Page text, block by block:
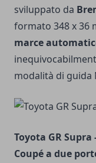
sviluppato da
formato 348 x 36
marce
modalità di guida
Toyota GR
Coupé a due